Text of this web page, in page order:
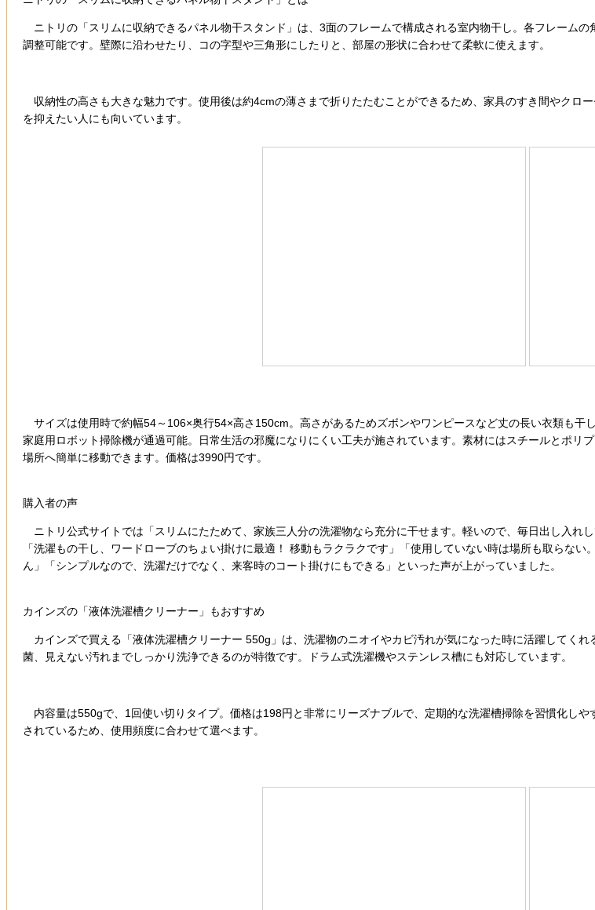
ニトリの「スリムに収納できるパネル物干スタンド」は、3面のフレームで構成される室内物干し。各フレーム
調整可能です。壁際に沿わせたり、コの字型や三角形にしたりと、部屋の形状に合わせて柔軟に使えます。
収納性の高さも大きな魅力です。使用後は約4cmの薄さまで折りたたむことができるため、家具のすき間やクロ
を抑えたい人にも向いています。
サイズは使用時で約幅54～106×奥行54×高さ150cm。高さがあるためズボンやワンピースなど丈の長い衣類も
家庭用ロボット掃除機が通過可能。日常生活の邪魔になりにくい工夫が施されています。素材にはスチールとポ
場所へ簡単に移動できます。価格は3990円です。
購入者の声
ニトリ公式サイトでは「スリムにたためて、家族三人分の洗濯物なら充分に干せます。軽いので、毎日出し入れ
「洗濯もの干し、ワードローブのちょい掛けに最適！ 移動もラクラクです」「使用していない時は場所も取らな
ん」「シンプルなので、洗濯だけでなく、来客時のコート掛けにもできる」といった声が上がっていました。
カインズの「液体洗濯槽クリーナー」もおすすめ
カインズで買える「液体洗濯槽クリーナー 550g」は、洗濯物のニオイやカビ汚れが気になった時に活躍してく
菌、見えない汚れまでしっかり洗浄できるのが特徴です。ドラム式洗濯機やステンレス槽にも対応しています。
内容量は550gで、1回使い切りタイプ。価格は198円と非常にリーズナブルで、定期的な洗濯槽掃除を習慣化し
されているため、使用頻度に合わせて選べます。